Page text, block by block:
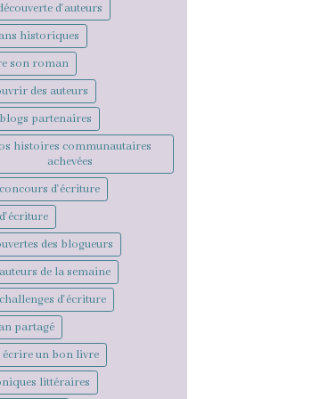
d'auteurs
historiques
son roman
des auteurs
partenaires
histoires communautaires
achevées
d'écriture
des blogueurs
de la semaine
d'écriture
partagé
écrire un bon livre
littéraires